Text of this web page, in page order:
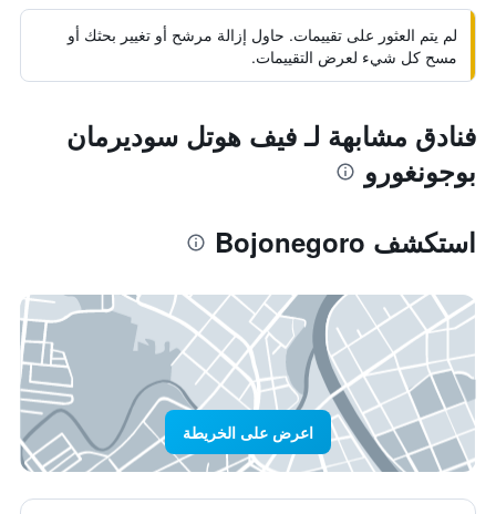
لم يتم العثور على تقييمات. حاول إزالة مرشح أو تغيير بحثك أو
مسح كل شيء لعرض التقييمات.
فنادق مشابهة لـ فيف هوتل سوديرمان
بوجونغورو
استكشف Bojonegoro
اعرض على الخريطة